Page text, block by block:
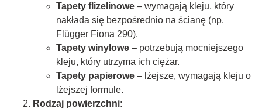
Tapety flizelinowe – wymagają kleju, który
nakłada się bezpośrednio na ścianę (np.
Flügger Fiona 290).
Tapety winylowe – potrzebują mocniejszego
kleju, który utrzyma ich ciężar.
Tapety papierowe – lżejsze, wymagają kleju o
lżejszej formule.
Rodzaj powierzchni: